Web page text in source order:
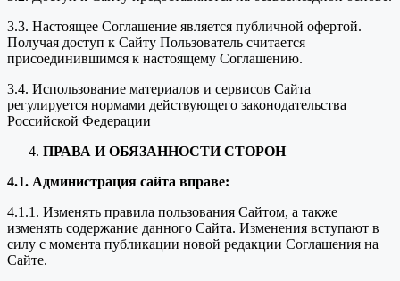
3.3. Настоящее Соглашение является публичной офертой.
Получая доступ к Сайту Пользователь считается
присоединившимся к настоящему Соглашению.
3.4. Использование материалов и сервисов Сайта
регулируется нормами действующего законодательства
Российской Федерации
ПРАВА И ОБЯЗАННОСТИ СТОРОН
4.1. Администрация сайта вправе:
4.1.1. Изменять правила пользования Сайтом, а также
изменять содержание данного Сайта. Изменения вступают в
силу с момента публикации новой редакции Соглашения на
Сайте.